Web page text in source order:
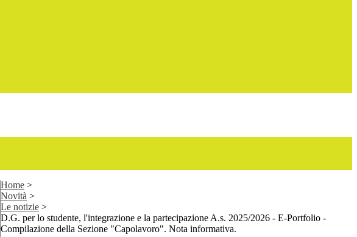
Home >
Novità >
Le notizie >
D.G. per lo studente, l'integrazione e la partecipazione A.s. 2025/2026 - E-Portfolio -
Compilazione della Sezione "Capolavoro". Nota informativa.